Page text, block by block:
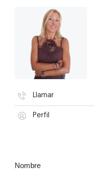
Llamar
Perfil
Nombre